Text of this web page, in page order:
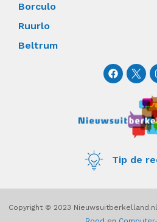
Borculo
Ruurlo
Beltrum
F
a
o
o
Tip de
Copyright © 2023